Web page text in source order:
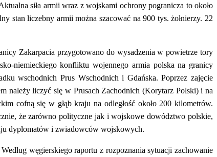
siła armii wraz z wojskami ochrony pogranicza to około
liczebny armii można szacować na 900 tys. żołnierzy. 22
Zakarpacia przygotowano do wysadzenia w powietrze tory
niemieckiego konfliktu wojennego armia polska na granicy
wschodnich Prus Wschodnich i Gdańska. Poprzez zajęcie
należy liczyć się w Prusach Zachodnich (Korytarz Polski) i na
cofną się w głąb kraju na odległość około 200 kilometrów.
że zarówno polityczne jak i wojskowe dowództwo polskie,
dyplomatów i zwiadowców wojskowych.
węgierskiego raportu z rozpoznania sytuacji zachowanie